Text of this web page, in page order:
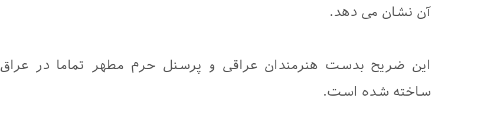
آن نشان می دهد.
این ضریح بدست هنرمندان عراقی و پرسنل حرم مطهر تماما در عراق
ساخته شده است.